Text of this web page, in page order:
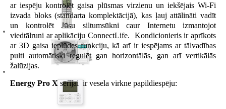
ar iespēju kontrolēt gaisa plūsmas virzienu un iekšējais Wi-Fi
izvada bloks (standarta komplektācijā), kas ļauj attālināti vadīt
un kontrolēt Jūsu siltumsūkni caur Internetu izmantojot
viedtālruni ar aplikāciju ConnectLife. Kondicionieris ir aprīkots
ar 3D gaisa ieplūdes funkciju, kā arī ir iespējams ar tālvadības
pulti automātiski regulēt gan horizontālās, gan arī vertikālās
žalūzijas.
Energy Pro X sērijai ir vesela virkne papildiespēju: